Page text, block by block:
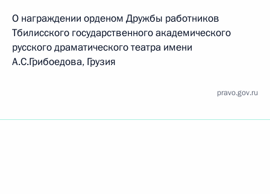
О награждении орденом Дружбы работников
Тбилисского государственного академического
русского драматического театра имени
А.С.Грибоедова, Грузия
pravo.gov.ru